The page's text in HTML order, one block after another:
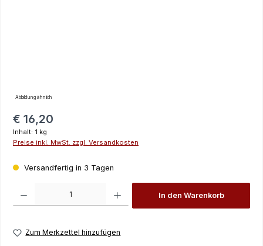
Abbildung ähnlich
Regulärer Preis:
€ 16,20
Inhalt: 1 kg
Preise inkl. MwSt. zzgl. Versandkosten
Versandfertig in 3 Tagen
In den Warenkorb
Zum Merkzettel hinzufügen